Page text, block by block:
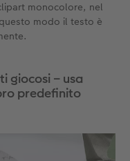
monocolore, nel
modo il testo è
giocosi – usa
predefinito